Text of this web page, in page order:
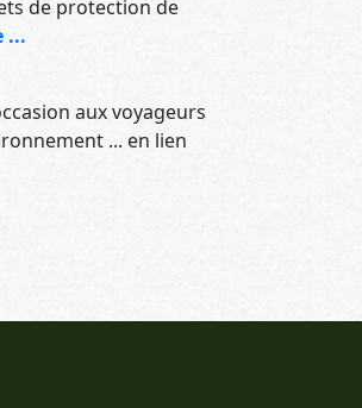
de protection de
...
aux voyageurs
... en lien